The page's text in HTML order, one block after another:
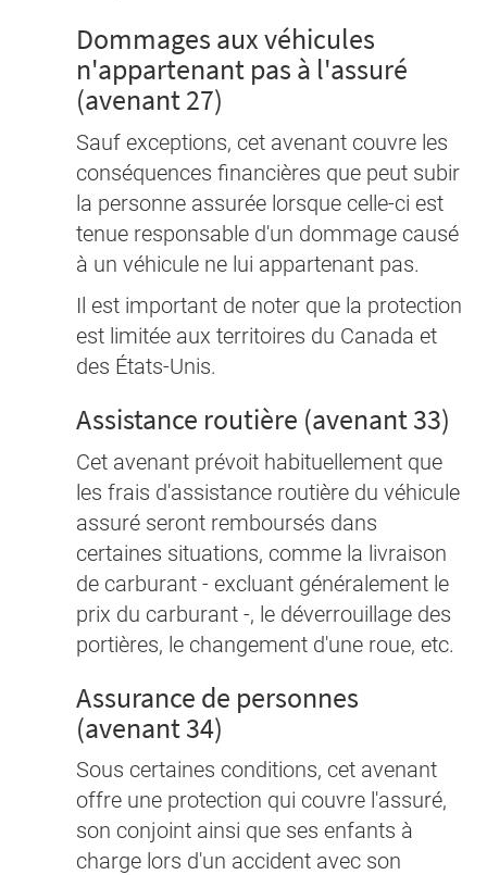
Dommages aux véhicules
n'appartenant pas à l'assuré
(avenant 27)
Sauf exceptions, cet avenant couvre les
conséquences financières que peut subir
la personne assurée lorsque celle-ci est
tenue responsable d'un dommage causé
à un véhicule ne lui appartenant pas.
Il est important de noter que la protection
est limitée aux territoires du Canada et
des États-Unis.
Assistance routière (avenant 33)
Cet avenant prévoit habituellement que
les frais d'assistance routière du véhicule
assuré seront remboursés dans
certaines situations, comme la livraison
de carburant - excluant généralement le
prix du carburant -, le déverrouillage des
portières, le changement d'une roue, etc.
Assurance de personnes
(avenant 34)
Sous certaines conditions, cet avenant
offre une protection qui couvre l'assuré,
son conjoint ainsi que ses enfants à
charge lors d'un accident avec son